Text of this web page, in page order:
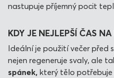
nastupuje příjemný pocit
KDY JE NEJLEPŠÍ ČAS NA
Ideální je použití večer před
nejen regeneruje svaly, ale
spánek, který tělo